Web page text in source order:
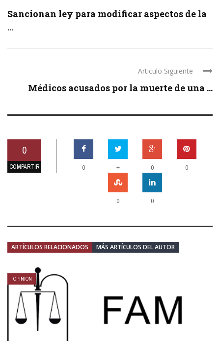
Sancionan ley para modificar aspectos de la
...
Articulo Siguiente
Médicos acusados por la muerte de una ...
0
COMPARTIR 0 + 0 0
0 0
ARTÍCULOS RELACIONADOS MÁS ARTÍCULOS DEL AUTOR
OPINIÓN